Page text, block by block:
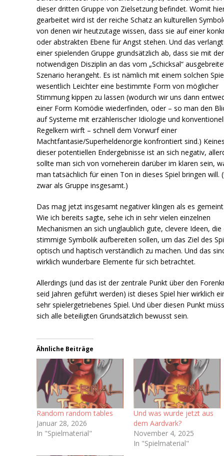
dieser dritten Gruppe von Zielsetzung befindet. Womit
gearbeitet wird ist der reiche Schatz an kulturellen
von denen wir heutzutage wissen, dass sie auf einer
oder abstrakten Ebene für Angst stehen. Und das
einer spielenden Gruppe grundsätzlich ab, dass sie mit der
notwendigen Disziplin an das vom „Schicksal“
Szenario herangeht. Es ist nämlich mit einem solchen
wesentlich Leichter eine bestimmte Form von möglicher
Stimmung kippen zu lassen (wodurch wir uns dann
einer Form Komödie wiederfinden, oder – so man den
auf Systeme mit erzählerischer Idiologie und
Regelkern wirft – schnell dem Vorwurf einer
Machtfantasie/Superheldenorgie konfrontiert sind.)
dieser potentiellen Endergebnisse ist an sich negativ,
sollte man sich von vorneherein darüber im klaren sein,
man tatsächlich für einen Ton in dieses Spiel bringen will.
zwar als Gruppe insgesamt.)
Das mag jetzt insgesamt negativer klingen als es
Wie ich bereits sagte, sehe ich in sehr vielen einzelnen
Mechanismen an sich unglaublich gute, clevere Ideen, die
stimmige Symbolik aufbereiten sollen, um das Ziel des
optisch und haptisch verständlich zu machen. Und das
wirklich wunderbare Elemente für sich betrachtet.
Allerdings (und das ist der zentrale Punkt über den
seid Jahren geführt werden) ist dieses Spiel hier wirklich
sehr spielergetriebenes Spiel. Und über diesen Punkt
sich alle beteiligten Grundsätzlich bewusst sein.
Ähnliche Beiträge
Random random tables
Januar 28, 2026
In "Spielmaterial"
Und was wurde jetzt aus
dem Aardvark?
November 4, 2025
In "Spielmaterial"